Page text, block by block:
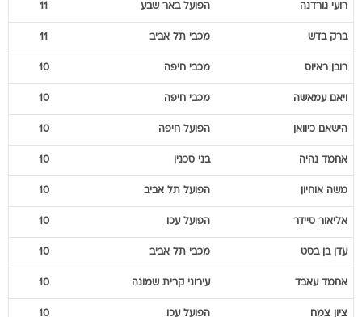
רועי גורדנה הפועל באר שבע 11
ברק בדש מכבי תל אביב 11
רובן ראיוס מכבי חיפה 10
ויאם עמאשה מכבי חיפה 10
הישאם כיוואן הפועל חיפה 10
אחמד נהיה בני סכנין 10
משה אוחיון הפועל תל אביב 10
אליאור סיידר הפועל עכו 10
עדן בן בסט מכבי תל אביב 10
אחמד עאבד עירוני קרית שמונה 10
ציון צמח הפועל עכו 10